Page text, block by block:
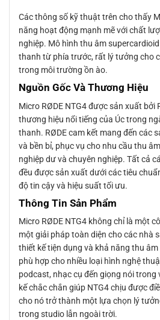
Các thông số kỹ thuật trên cho thấy
năng hoạt động mạnh mẽ với chất
nghiệp. Mô hình thu âm
thanh từ phía trước, rất lý tưởng cho
trong môi trường ồn ào.
Nguồn Gốc Và Thương Hiệu
Micro RØDE NTG4 được sản xuất bởi
thương hiệu nổi tiếng của Úc trong
thanh. RØDE cam kết mang đến các
và bền bỉ, phục vụ cho nhu cầu thu
nghiệp dư và chuyên nghiệp. Tất cả
đều được sản xuất dưới các tiêu
độ tin cậy và hiệu suất tối ưu.
Thông Tin Sản Phẩm
Micro RØDE NTG4 không chỉ là một
một giải pháp toàn diện cho các nhà
thiết kế tiện dụng và khả năng thu
phù hợp cho nhiều loại hình nghệ
podcast, nhạc cụ đến giọng nói trong
kế chắc chắn giúp NTG4 chịu được
cho nó trở thành một lựa chọn lý
trong studio lẫn ngoài trời.